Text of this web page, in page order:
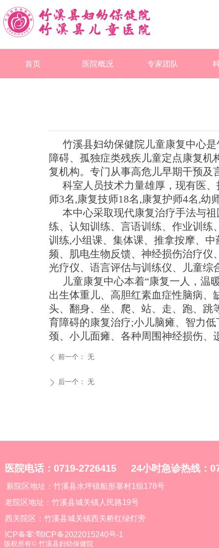
首页 医院概况 专家团队
竹溪县妇幼保健院儿童康复中心是
障碍、孤独症类残疾儿童定点康复机
复机构。 专门从事高危儿早期干预及
科室人员技术力量雄厚，现有医
师3名,康复技师18名,康复护师4名,幼
本中心采取现代康复治疗手法与
练、 认知训练、言语训练、作业训练
训练,小组课、集体课、推拿按摩、
频、 肌电生物反馈、神经损伤治疗
光疗仪、语言评估与训练仪、儿童综
儿童康复中心本着“康复一人 ， 温
出生体重儿、高胆红素血症性脑病
头、翻身、坐、爬、站、走、跑、
育障碍的康复治疗;小儿脑瘫、智力
颈、小儿面瘫、各种周围神经损伤
ꄴ 前一个： 无
ꄲ 后一个： 无
医院电话：0719-2726415 24小时急诊热线：
新院区地址：竹溪县水坪镇船形寨村1组178号
老院区地址：竹溪县城关镇人民路19号
西关院区：竹溪县城关镇西关桥红绿灯旁
ICP备案:鄂ICP备2022015240号-1
版权所有© 竹溪县妇幼保健院